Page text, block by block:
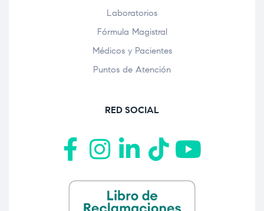
Laboratorios
Fórmula Magistral
Médicos y Pacientes
Puntos de Atención
RED SOCIAL